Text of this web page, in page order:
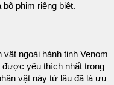
phim riêng biệt.
ngoài hành tinh Venom
yêu thích nhất trong
vật này từ lâu đã là ưu